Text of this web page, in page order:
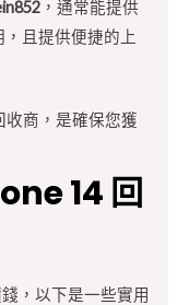
，通常能提供
且提供便捷的上
收商，是確保您獲
14 回
，以下是一些實用